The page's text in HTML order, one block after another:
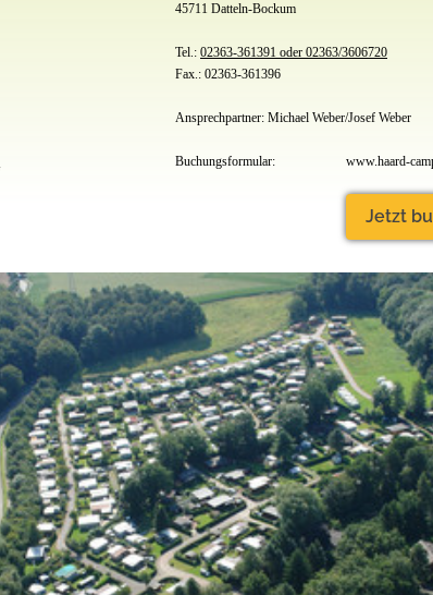
45711 Datteln-Bockum
Tel.: 02363-361391 oder 02363/3606720
Fax.: 02363-361396
Ansprechpartner: Michael Weber/Josef Weber
Buchungsformular:
Jetzt